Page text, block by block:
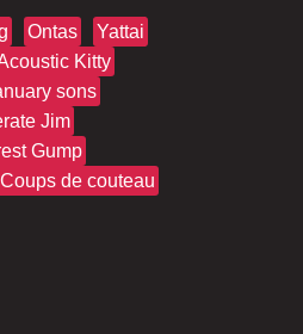
Ontas
Yattai
Kitty
sons
Jim
Gump
Coups de couteau